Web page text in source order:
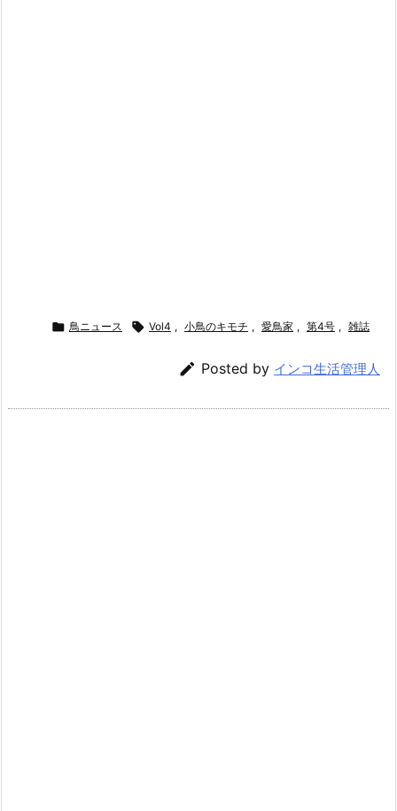
 鳥ニュース  Vol4 , 小鳥のキモチ , 愛鳥家 , 第4号 , 雑誌
 Posted by インコ生活管理人